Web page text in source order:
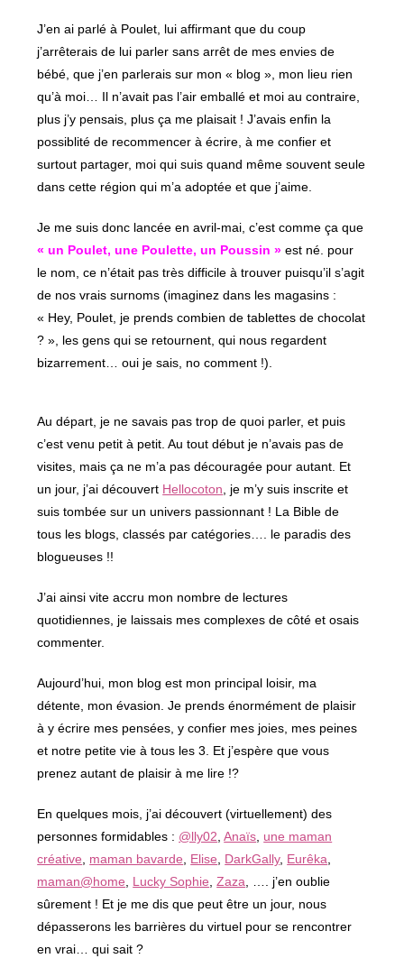
J’en ai parlé à Poulet, lui affirmant que du coup
j’arrêterais de lui parler sans arrêt de mes envies de
bébé, que j’en parlerais sur mon « blog », mon lieu rien
qu’à moi… Il n’avait pas l’air emballé et moi au contraire,
plus j’y pensais, plus ça me plaisait ! J’avais enfin la
possiblité de recommencer à écrire, à me confier et
surtout partager, moi qui suis quand même souvent seule
dans cette région qui m’a adoptée et que j’aime.
Je me suis donc lancée en avril-mai, c’est comme ça que
« un Poulet, une Poulette, un Poussin » est né. pour
le nom, ce n’était pas très difficile à trouver puisqu’il s’agit
de nos vrais surnoms (imaginez dans les magasins :
« Hey, Poulet, je prends combien de tablettes de chocolat
? », les gens qui se retournent, qui nous regardent
bizarrement… oui je sais, no comment !).
Au départ, je ne savais pas trop de quoi parler, et puis
c’est venu petit à petit. Au tout début je n’avais pas de
visites, mais ça ne m’a pas découragée pour autant. Et
un jour, j’ai découvert Hellocoton , je m’y suis inscrite et
suis tombée sur un univers passionnant ! La Bible de
tous les blogs, classés par catégories…. le paradis des
blogueuses !!
J’ai ainsi vite accru mon nombre de lectures
quotidiennes, je laissais mes complexes de côté et osais
commenter.
Aujourd’hui, mon blog est mon principal loisir, ma
détente, mon évasion. Je prends énormément de plaisir
à y écrire mes pensées, y confier mes joies, mes peines
et notre petite vie à tous les 3. Et j’espère que vous
prenez autant de plaisir à me lire !?
En quelques mois, j’ai découvert (virtuellement) des
personnes formidables : @lly02 ,Anaïs une maman
créative
maman bavarde Elise DarkGally, Eurêka
maman@home
Lucky Sophie ,Zaza , …. j’en oublie
sûrement ! Et je me dis que peut être un jour, nous
dépasserons les barrières du virtuel pour se rencontrer
en vrai… qui sait ?